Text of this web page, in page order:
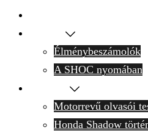
Élménybeszámolók
A SHOC nyomában
Motorrevű olvasói
Honda Shadow